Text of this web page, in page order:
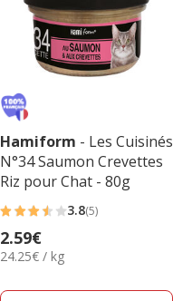
Hamiform - Les Cuisinés
N°34 Saumon Crevettes
Riz pour Chat - 80g
3.8
étoiles
avec
5
3.8(5)
Prix
2.59€
2.59€
24.25€
Kg
24.25€ / kg